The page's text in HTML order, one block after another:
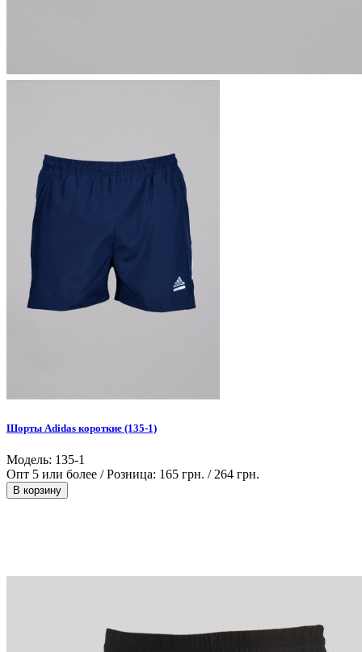
Шорты Adidas короткие (135-1)
Модель: 135-1
Опт 5 или более / Розница: 165 грн. / 264 грн.
В корзину